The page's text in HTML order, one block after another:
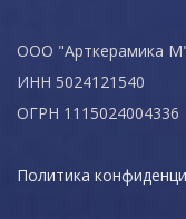
ООО "Арткерамика
ИНН 5024121540
ОГРН 1115024004336
Политика